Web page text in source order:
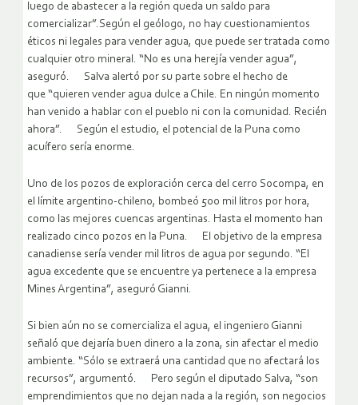
luego de abastecer a la región queda un saldo para
comercializar”.Según el geólogo, no hay cuestionamientos
éticos ni legales para vender agua, que puede ser tratada como
cualquier otro mineral. “No es una herejía vender agua”,
aseguró. Salva alertó por su parte sobre el hecho de
que “quieren vender agua dulce a Chile. En ningún momento
han venido a hablar con el pueblo ni con la comunidad. Recién
ahora”. Según el estudio, el potencial de la Puna como
acuífero sería enorme.
Uno de los pozos de exploración cerca del cerro Socompa, en
el límite argentino-chileno, bombeó 500 mil litros por hora,
como las mejores cuencas argentinas. Hasta el momento han
realizado cinco pozos en la Puna. El objetivo de la empresa
canadiense sería vender mil litros de agua por segundo. “El
agua excedente que se encuentre ya pertenece a la empresa
Mines Argentina”, aseguró Gianni.
Si bien aún no se comercializa el agua, el ingeniero Gianni
señaló que dejaría buen dinero a la zona, sin afectar el medio
ambiente. “Sólo se extraerá una cantidad que no afectará los
recursos”, argumentó. Pero según el diputado Salva, “son
emprendimientos que no dejan nada a la región, son negocios